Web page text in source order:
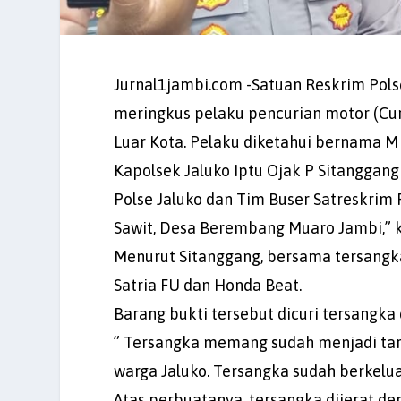
Jurnal1jambi.com -Satuan Reskrim
meringkus pelaku pencurian motor
Luar Kota. Pelaku diketahui bernama
Kapolsek Jaluko Iptu Ojak P
Polse Jaluko dan Tim Buser
Sawit, Desa Berembang Muaro Jambi,”
Menurut Sitanggang, bersama
Satria FU dan Honda Beat.
Barang bukti tersebut dicuri tersangka
” Tersangka memang sudah menjadi
warga Jaluko. Tersangka sudah